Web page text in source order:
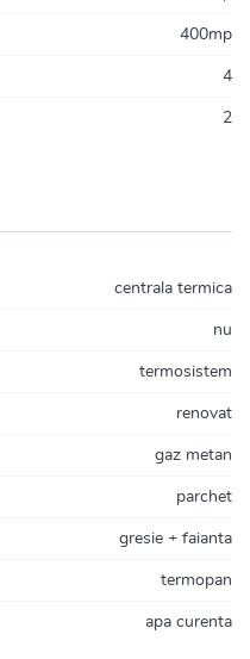
400mp
4
2
centrala termica
nu
termosistem
renovat
gaz metan
parchet
gresie + faianta
termopan
apa curenta